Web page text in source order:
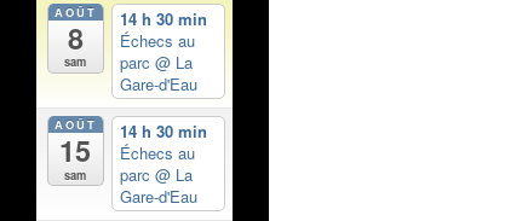
AOÛT
8
sam
14 h 30 min
Échecs au
parc @ La
Gare-d'Eau
AOÛT
15
sam
14 h 30 min
Échecs au
parc @ La
Gare-d'Eau